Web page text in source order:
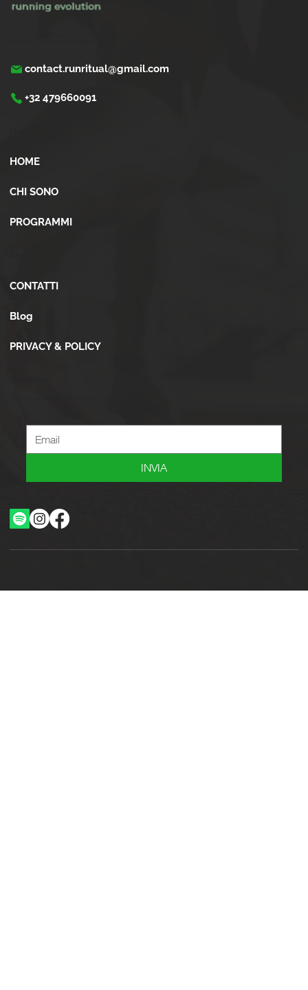
contact.runritual@gmail.com
+32 479660091
HOME
CHI SONO
PROGRAMMI
CONTATTI
Blog
PRIVACY & POLICY
INVIA